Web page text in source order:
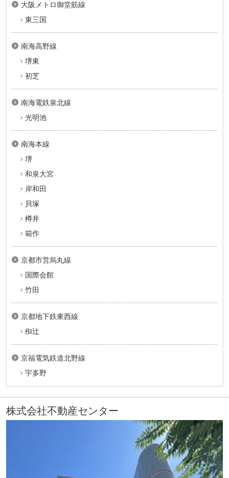
大阪メトロ御堂筋線
東三国
南海高野線
堺東
初芝
南海電鉄泉北線
光明池
南海本線
堺
和泉大宮
岸和田
貝塚
樽井
箱作
京都市営烏丸線
国際会館
竹田
京都地下鉄東西線
椥辻
京福電気鉄道北野線
宇多野
株式会社不動産センター